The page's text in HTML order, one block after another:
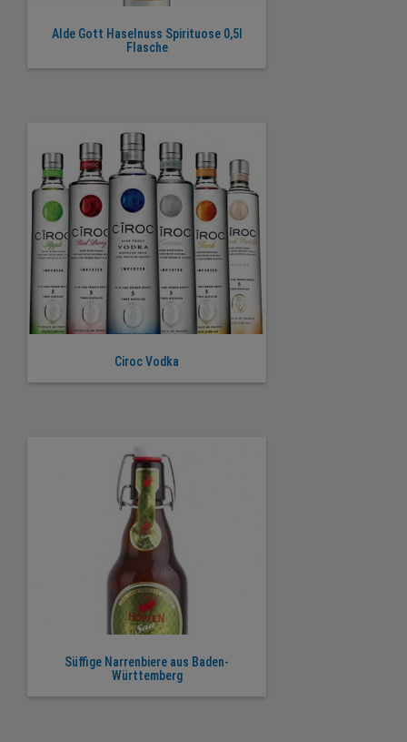
Alde Gott Haselnuss Spirituose 0,5l
Flasche
Ciroc Vodka
Süffige Narrenbiere aus Baden-
Württemberg